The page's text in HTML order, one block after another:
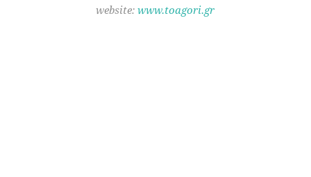
website:www.toagori.gr